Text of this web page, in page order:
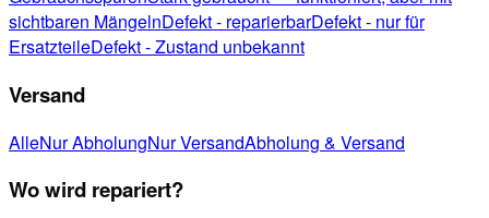
sichtbaren MängelnDefekt - reparierbarDefekt - nur für
ErsatzteileDefekt - Zustand unbekannt
Versand
AlleNur AbholungNur VersandAbholung & Versand
Wo wird repariert?